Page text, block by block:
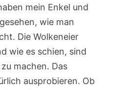
mein Enkel und
wie man
Die Wolkeneier
wie es schien, sind
machen. Das
ausprobieren. Ob